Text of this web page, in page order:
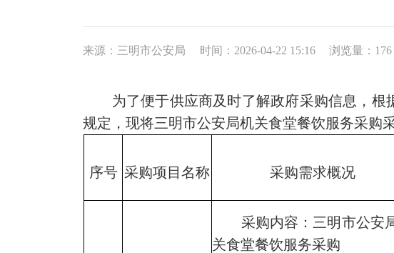
来源：三明市公安局 时间：2026-04-22 15:16 浏览量：176
为了便于供应商及时了解政府采购信息，
规定，现将三明市公安局机关食堂餐饮服务采购
序号 采购项目名称 采购需求概况
采购内容：三明市公安
关食堂餐饮服务采购